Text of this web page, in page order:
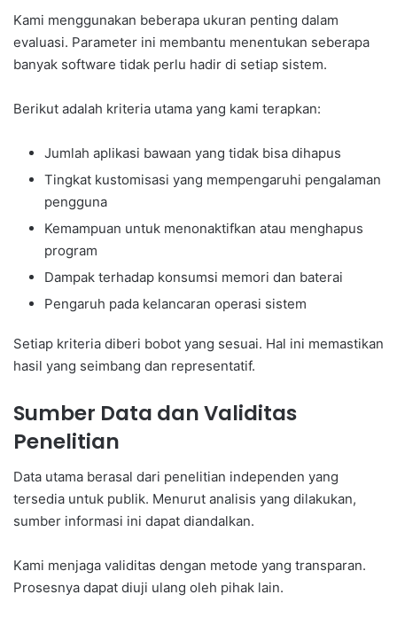
Kami menggunakan beberapa ukuran penting dalam
evaluasi. Parameter ini membantu menentukan seberapa
banyak software tidak perlu hadir di setiap sistem.
Berikut adalah kriteria utama yang kami terapkan:
Jumlah aplikasi bawaan yang tidak bisa dihapus
Tingkat kustomisasi yang mempengaruhi pengalaman
pengguna
Kemampuan untuk menonaktifkan atau menghapus
program
Dampak terhadap konsumsi memori dan baterai
Pengaruh pada kelancaran operasi sistem
Setiap kriteria diberi bobot yang sesuai. Hal ini memastikan
hasil yang seimbang dan representatif.
Sumber Data dan Validitas
Penelitian
Data utama berasal dari penelitian independen yang
tersedia untuk publik. Menurut analisis yang dilakukan,
sumber informasi ini dapat diandalkan.
Kami menjaga validitas dengan metode yang transparan.
Prosesnya dapat diuji ulang oleh pihak lain.